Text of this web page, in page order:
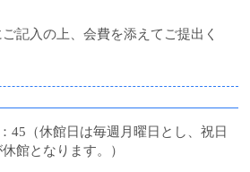
記入の上、会費を添えてご提出く
45（休館日は毎週月曜日とし、祝日
館となります。）